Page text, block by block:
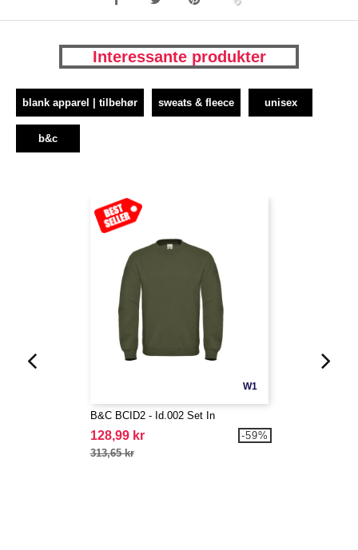
Interessante produkter
blank apparel | tilbehør sweats & fleece unisex
b&c
W1
B&C BCID2 - Id.002 Set In
128,99 kr
313,65 kr
-59%